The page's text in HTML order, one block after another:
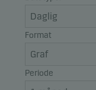
Format
Periode